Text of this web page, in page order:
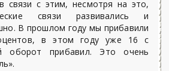
связи с этим, несмотря на это,
связи развивались и
В прошлом году мы прибавили
в этом году уже 16 с
оборот прибавил. Это очень